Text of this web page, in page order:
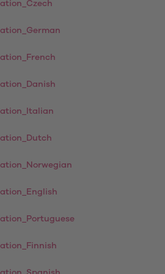
Λιπαντικό τζελ
Αξεσουάρ
Καλώδια φόρτισης USB
Απολυμαντικά
Μανίκια για συσκευές αυνανισμού
Προφυλακτικά